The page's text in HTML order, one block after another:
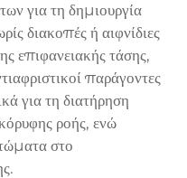
για τη δημιουργία
διακοπές ή αιφνίδιες
επιφανειακής τάσης,
παράγοντες
για τη διατήρηση
ροής, ενώ
στο